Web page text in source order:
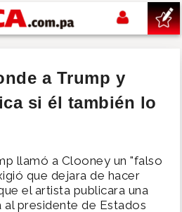
a Trump y
si él también lo
llamó a Clooney un "falso
que dejara de hacer
el artista publicara una
al presidente de Estados